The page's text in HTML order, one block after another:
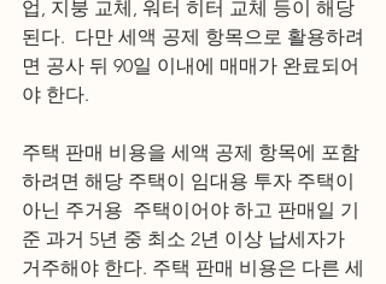
업, 지붕 교체, 워터 히터 교체 등이 해당
된다.  다만 세액 공제 항목으로 활용하려
면 공사 뒤 90일 이내에 매매가 완료되어
야 한다.
주택 판매 비용을 세액 공제 항목에 포함
하려면 해당 주택이 임대용 투자 주택이
아닌 주거용  주택이어야 하고 판매일 기
준 과거 5년 중 최소 2년 이상 납세자가
거주해야 한다. 주택 판매 비용은 다른 세